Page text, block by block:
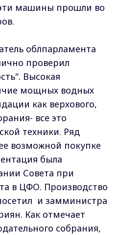
машины прошли во
облпарламента
проверил
Высокая
мощных водных
как верхового,
все это
техники. Ряд
возможной покупке
была
Совета при
в ЦФО. Производство
и замминистра
Как отмечает
собрания,